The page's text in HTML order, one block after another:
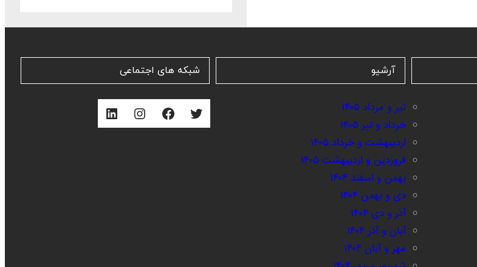
آرشیو
تیر و مرداد ۱۴۰۵
خرداد و تیر ۱۴۰۵
اردیبهشت و خرداد ۱۴۰۵
فروردین و اردیبهشت ۱۴۰۵
بهمن و اسفند ۱۴۰۴
دی و بهمن ۱۴۰۴
آذر و دی ۱۴۰۴
آبان و آذر ۱۴۰۴
مهر و آبان ۱۴۰۴
شبکه های اجتماعی
توییتر فیس‌بوک اینستاگرم لینکداین